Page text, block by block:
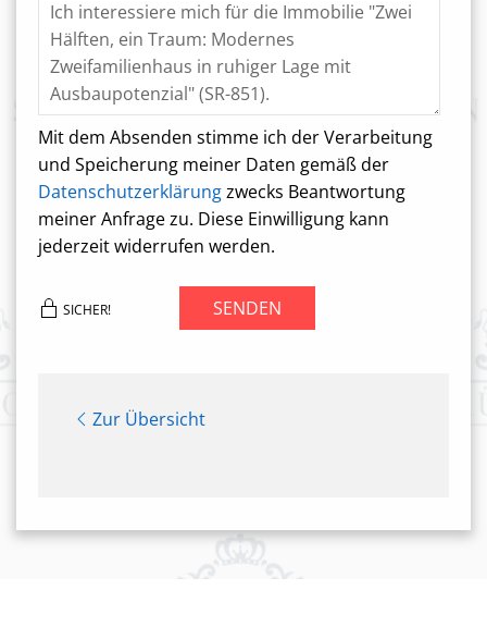
Mit dem Absenden stimme ich der Verarbeitung
und Speicherung meiner Daten gemäß der
Datenschutzerklärungzwecks Beantwortung
meiner Anfrage zu. Diese Einwilligung kann
jederzeit widerrufen werden.
SICHER! SENDEN
Zur Übersicht